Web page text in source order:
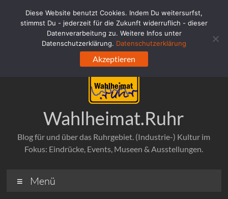
springen
Wahlheimat.Ruhr
Blog für und über das Ruhrgebiet. (Industrie-) Kultur im
Fokus: Eindrücke, Events, Museen & Ausstellungen.
Menü
Diese Website benutzt Cookies. Indem Du weitersurfst,
stimmst Du - jederzeit für die Zukunft widerruflich - dieser
Datenverarbeitung zu. Weitere Infos unter
Datenschutzerklärung. Datenschutzerklärung
Akzeptieren